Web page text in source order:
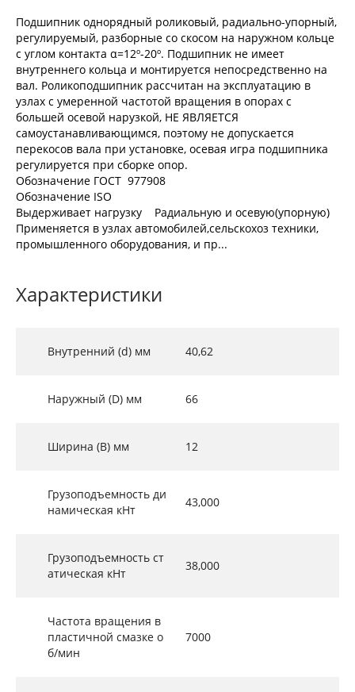
Подшипник однорядный роликовый, радиально-упорный,
регулируемый, разборные со скосом на наружном кольце
с углом контакта α=12º-20º. Подшипник не имеет
внутреннего кольца и монтируется непосредственно на
вал. Роликоподшипник рассчитан на эксплуатацию в
узлах с умеренной частотой вращения в опорах с
большей осевой нарузкой, НЕ ЯВЛЯЕТСЯ
самоустанавливающимся, поэтому не допускается
перекосов вала при установке, осевая игра подшипника
регулируется при сборке опор.
Обозначение ГОСТ 977908
Обозначение ISO
Выдерживает нагрузку Радиальную и осевую(упорную)
Применяется в узлах автомобилей,сельскохоз техники,
промышленного оборудования, и пр...
Характеристики
Внутренний (d) мм 40,62
Наружный (D) мм 66
Ширина (B) мм 12
Грузоподъемность ди
намическая кНт
43,000
Грузоподъемность ст
атическая кНт
38,000
Частота вращения в
пластичной смазке о
б/мин
7000